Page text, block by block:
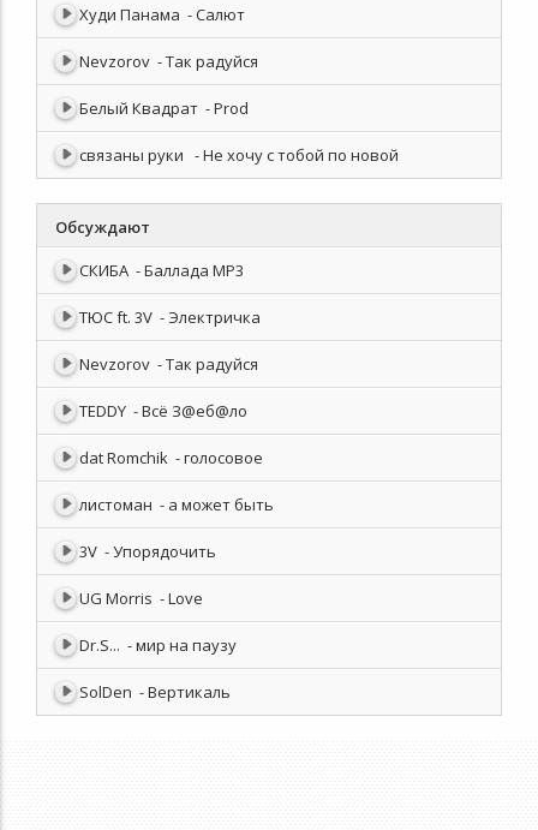
Худи Панама - Салют
Nevzorov - Так радуйся
Белый Квадрат - Prod
связаны руки - Не хочу с тобой по новой
Обсуждают
СКИБА - Баллада MP3
ТЮС ft. 3V - Электричка
Nevzorov - Так радуйся
TEDDY - Всё З@еб@ло
dat Romchik - голосовое
листоман - а может быть
3V - Упорядочить
UG Morris - Love
Dr.S... - мир на паузу
SolDen - Вертикаль